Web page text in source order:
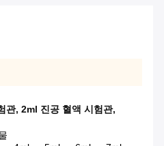
관, 2ml 진공 혈액 시험관,